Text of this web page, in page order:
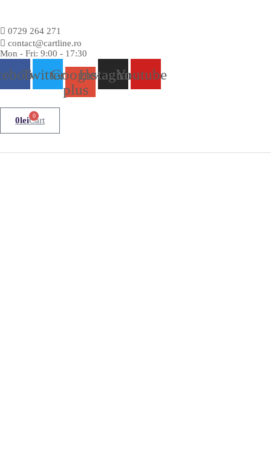
0729 264 271
contact@cartline.ro
Mon - Fri: 9:00 - 17:30
TwitterGoogle-
plus
InstagramYoutube
0lei 0
Cart